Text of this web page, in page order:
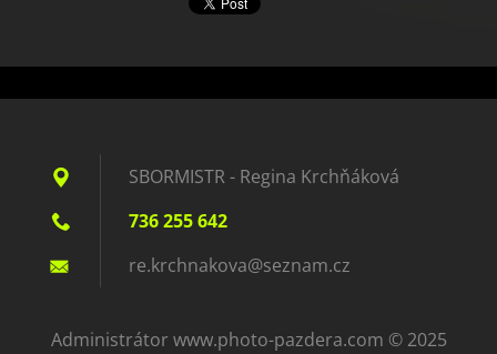
SBORMISTR - Regina Krchňáková
736 255 642
re.krchnakova@seznam.cz
Administrátor www.photo-pazdera.com © 2025